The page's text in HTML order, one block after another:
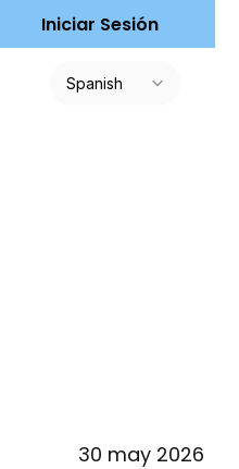
Iniciar Sesión
Spanish
30 may 2026